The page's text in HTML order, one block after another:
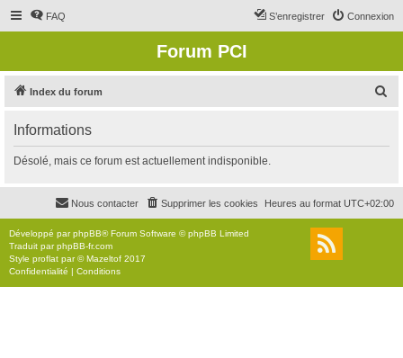
FAQ Connexion
S’enregistrer
Forum PCI
Index du forum
r
c
r
Informations
Désolé, mais ce forum est actuellement indisponible.
Heures au format UTC+02:00
Supprimer les cookies
Nous contacter
Développé parphpBB® Forum Software © phpBB Limited
Traduit parphpBB-fr.com
Style proflat par ©Mazeltof 2017
Confidentialité | Conditions